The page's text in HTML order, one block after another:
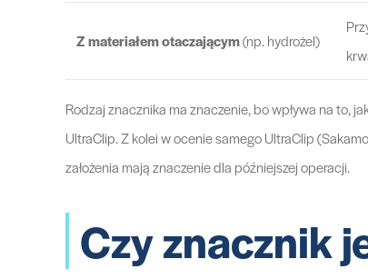
Z materiałem otaczającym(np. hydrożel)
Rodzaj znacznika ma znaczenie, bo wpływa na to,
UltraClip. Z kolei w ocenie samego UltraClip
założenia mają znaczenie dla późniejszej operacji.
Czy znacznik